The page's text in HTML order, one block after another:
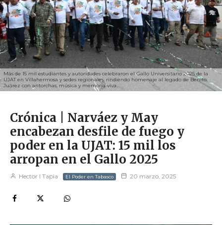
Más de 15 mil estudiantes y autoridades celebraron el Gallo Universitario 2025 de la
UJAT en Villahermosa y sedes regionales, rindiendo homenaje al legado de Benito
Juárez con antorchas, música y memoria viva.
Crónica | Narváez y May
encabezan desfile de fuego y
poder en la UJAT: 15 mil los
arropan en el Gallo 2025
Hector I Tapia El Poder en Tabasco 20 marzo, 2025